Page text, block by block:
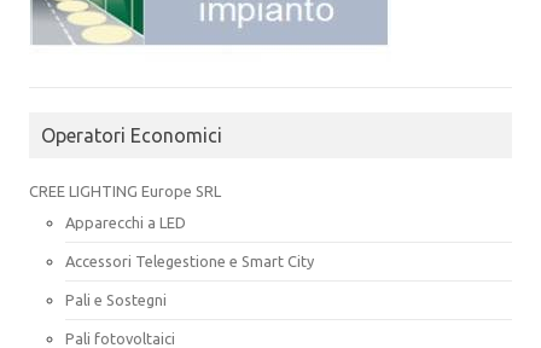
Operatori Economici
CREE LIGHTING Europe SRL
Apparecchi a LED
Accessori Telegestione e Smart City
Pali e Sostegni
Pali fotovoltaici